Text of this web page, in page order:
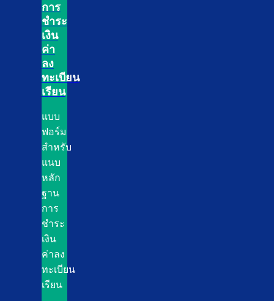
การ
ชำระ
เงิน
ค่า
ลง
ทะเบียน
เรียน
แบบ
ฟอร์ม
สำหรับ
แนบ
หลัก
ฐาน
การ
ชำระ
เงิน
ค่าลง
ทะเบียน
เรียน